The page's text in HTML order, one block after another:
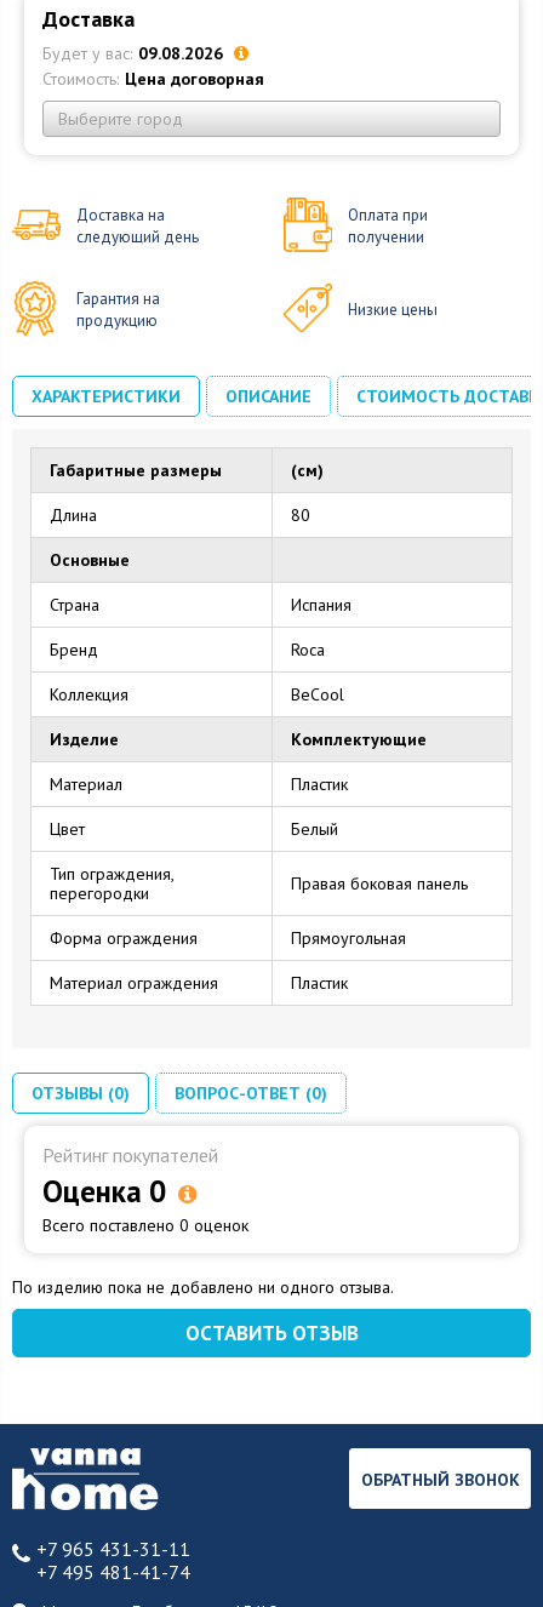
Доставка
Будет у вас: 09.08.2026
Стоимость: Цена договорная
Выберите город
Доставка на
следующий день
Оплата при
получении
Гарантия на
продукцию
Низкие цены
ХАРАКТЕРИСТИКИ ОПИСАНИЕ СТОИМОСТЬ
Габаритные размеры (см)
Длина 80
Основные
Страна Испания
Бренд Roca
Коллекция BeCool
Изделие Комплектующие
Материал Пластик
Цвет Белый
Тип ограждения,
перегородки
Правая боковая панель
Форма ограждения Прямоугольная
Материал ограждения Пластик
ОТЗЫВЫ (0) ВОПРОС-ОТВЕТ (0)
Рейтинг покупателей
Оценка 0
Всего поставлено 0 оценок
По изделию пока не добавлено ни одного отзыва.
ОСТАВИТЬ ОТЗЫВ
+7 965 431-31-11
+7 495 481-41-74
ОБРАТНЫЙ ЗВОНОК